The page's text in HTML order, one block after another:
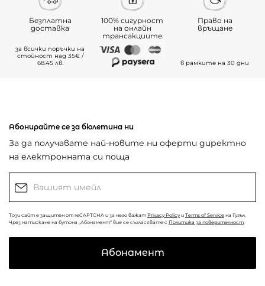
Безплатна
доставка
за всички поръчки на
стойност над 35€ /
68.45 лв.
100% сигурност
на онлайн
трансакциите
Право на
връщане
в рамките на 30 дни
Абонирайте се за бюлетина ни
За да получавате най-новите ни оферти директно
на електронната си поща
Този сайт е защитен от reCAPTCHA и за него важат Privacy Policy и Terms of Service на Гугъл.
Чрез натискане на бутона „Абонамент“ вие се съгласявате с Политика за поверителност
Абонамент